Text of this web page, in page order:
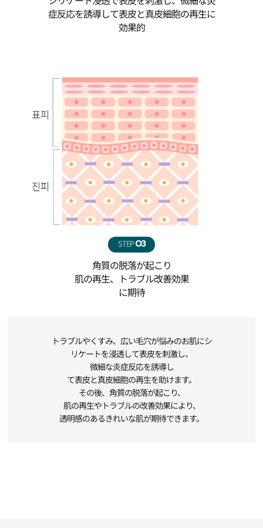
症反応を誘導して表皮と真皮細胞の再生に
効果的
STEP03
角質の脱落が起こり
肌の再生、トラブル改善効果
に期待
トラブルやくすみ、広い毛穴が悩みのお肌にシ
リケートを浸透して表皮を刺激し、
微細な炎症反応を誘導し
て表皮と真皮細胞の再生を助けます。
その後、角質の脱落が起こり、
肌の再生やトラブルの改善効果により、
透明感のあるきれいな肌が期待できます。